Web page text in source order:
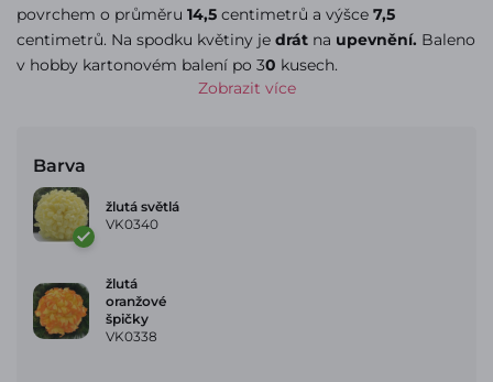
povrchem o průměru 14,5 centimetrů a výšce 7,5
centimetrů. Na spodku květiny je drát na upevnění. Baleno
v hobby kartonovém balení po 30 kusech.
Zobrazit více
Barva
žlutá světlá
VK0340
žlutá
oranžové
špičky
VK0338